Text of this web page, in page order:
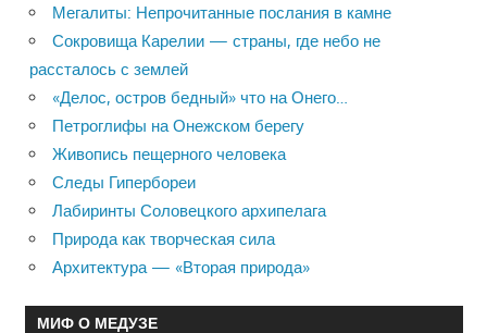
Мегалиты: Непрочитанные послания в камне
Сокровища Карелии — страны, где небо не
рассталось с землей
«Делос, остров бедный» что на Онего…
Петроглифы на Онежском берегу
Живопись пещерного человека
Следы Гипербореи
Лабиринты Соловецкого архипелага
Природа как творческая сила
Архитектура — «Вторая природа»
МИФ О МЕДУЗЕ